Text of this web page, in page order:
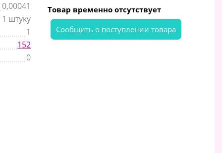
0,00041
штуку
1
152
0
Товар временно отсутствует
Cообщить о поступлении товара